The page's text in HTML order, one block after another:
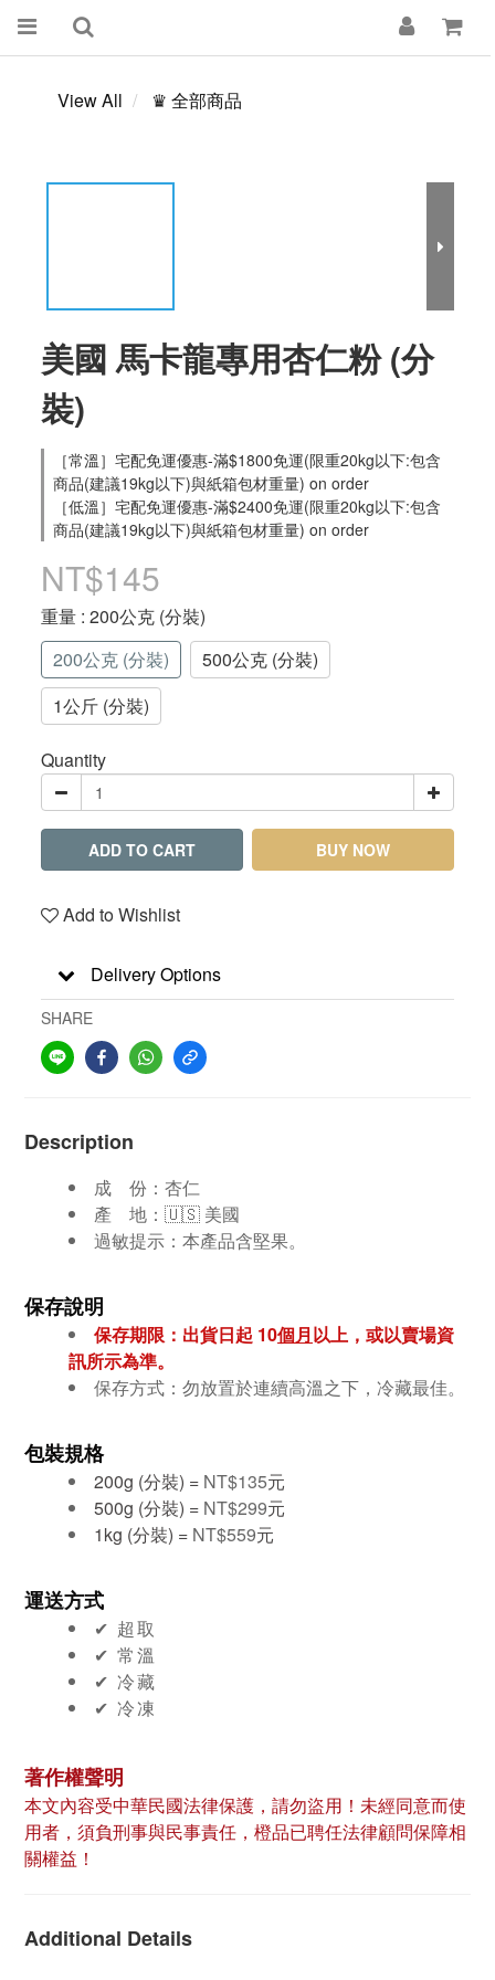
View All ♛ 全部商品
美國 馬卡龍專用杏仁粉 (分
裝)
［常溫］宅配免運優惠-滿$1800免運(限重20kg以下:包含
商品(建議19kg以下)與紙箱包材重量) on order
［低溫］宅配免運優惠-滿$2400免運(限重20kg以下:包含
商品(建議19kg以下)與紙箱包材重量) on order
NT$145
重量 : 200公克 (分裝)
200公克 (分裝)
500公克 (分裝)
1公斤 (分裝)
Quantity
ADD TO CART BUY NOW
Add to Wishlist
Delivery Options
SHARE
Description
成 份： 杏仁
產 地：🇺🇸 美國
過敏提示：本產品含堅果。
保存說明
保存期限：出貨日起 10個月以上，或以賣場資
訊所示為準。
保存方式：勿放置於連續高溫之下，冷藏最佳。
包裝規格
200g (分裝) = NT$135元
500g (分裝) = NT$299元
1kg (分裝) = NT$559元
運送方式
✔︎ 超取
✔︎ 常溫
✔︎ 冷藏
✔︎ 冷凍
著作權聲明
本文內容受中華民國法律保護，請勿盜用！未經同意而使
用者，須負刑事與民事責任，橙品已聘任法律顧問保障相
關權益！
Additional Details